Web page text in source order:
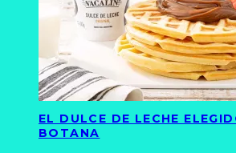
EL DULCE DE LECHE
BOTANA